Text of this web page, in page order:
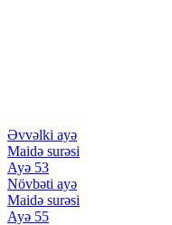
Əvvəlki ayə
Maidə surəsi
Ayə 53
Növbəti ayə
Maidə surəsi
Ayə 55